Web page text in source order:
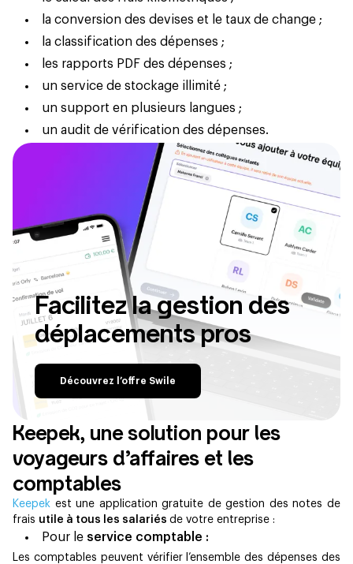
la conversion des devises et le taux de change ;
la classification des dépenses ;
les rapports PDF des dépenses ;
un service de stockage illimité ;
un support en plusieurs langues ;
un audit de vérification des dépenses.
Facilitez la gestion des
déplacements pros
Découvrez l’offre Swile
Keepek, une solution pour les
voyageurs d’affaires et les
comptables
Keepek est une application gratuite de gestion des notes de
frais utile à tous les salariés de votre entreprise :
Pour le service comptable :
Les comptables peuvent vérifier l’ensemble des dépenses des